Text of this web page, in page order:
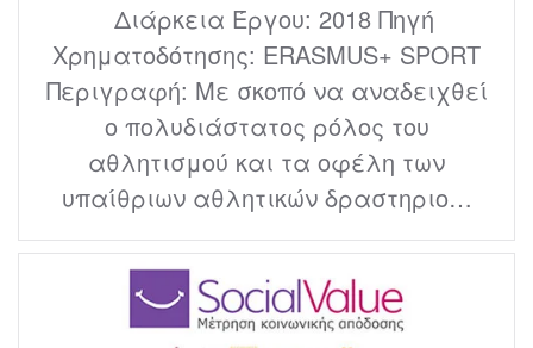
Διάρκεια Έργου: 2018 Πηγή
Χρηματοδότησης: ERASMUS+ SPORT
Περιγραφή: Mε σκοπό να αναδειχθεί
ο πολυδιάστατος ρόλος του
αθλητισμού και τα οφέλη των
υπαίθριων αθλητικών δραστηριο…